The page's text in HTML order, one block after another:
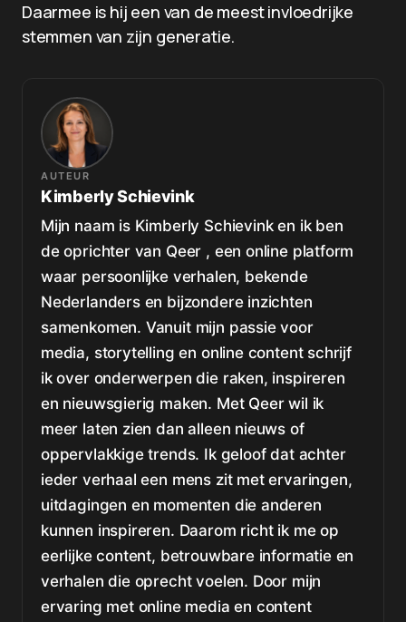
Daarmee is hij een van de meest invloedrijke
stemmen van zijn generatie.
AUTEUR
Kimberly Schievink
Mijn naam is Kimberly Schievink en ik ben
de oprichter van Qeer , een online platform
waar persoonlijke verhalen, bekende
Nederlanders en bijzondere inzichten
samenkomen. Vanuit mijn passie voor
media, storytelling en online content schrijf
ik over onderwerpen die raken, inspireren
en nieuwsgierig maken. Met Qeer wil ik
meer laten zien dan alleen nieuws of
oppervlakkige trends. Ik geloof dat achter
ieder verhaal een mens zit met ervaringen,
uitdagingen en momenten die anderen
kunnen inspireren. Daarom richt ik me op
eerlijke content, betrouwbare informatie en
verhalen die oprecht voelen. Door mijn
ervaring met online media en content